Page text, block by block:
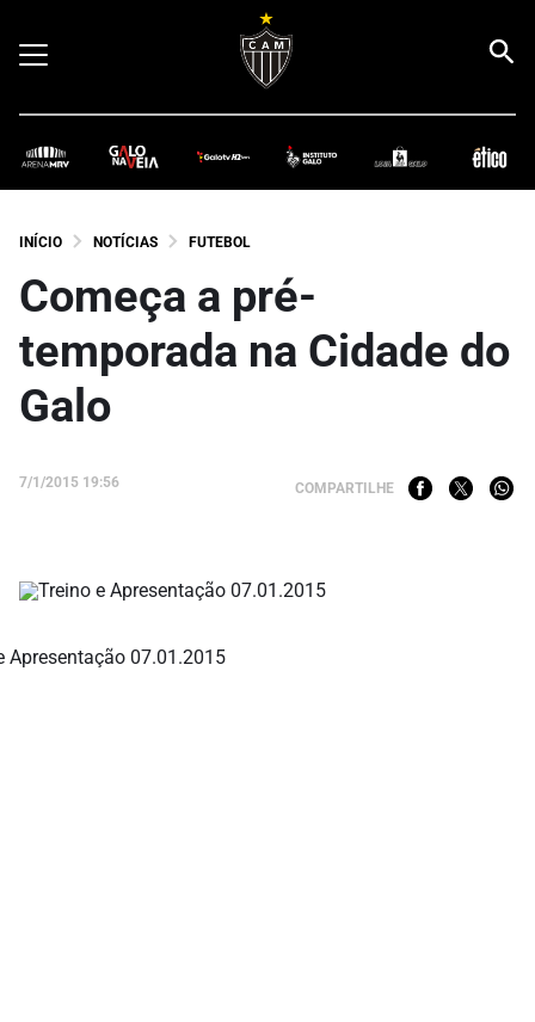
INÍCIO NOTÍCIAS FUTEBOL
Começa a pré-
temporada na Cidade do
Galo
7/1/2015 19:56 COMPARTILHE